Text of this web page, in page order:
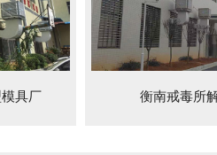
具厂 衡南戒毒所